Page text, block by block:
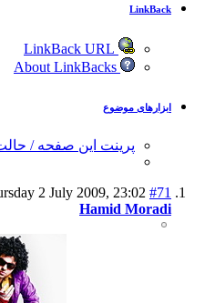
LinkBack
ابزارهای موضوع
پرینت این صفحه /
2 July 2009, 23:02 #71
Hamid Moradi